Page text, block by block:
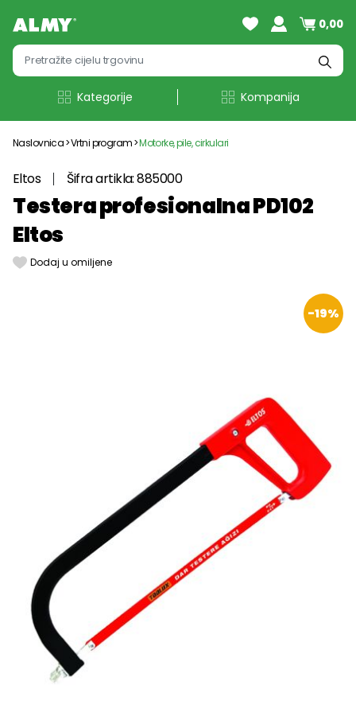
0,00
Kategorije Kompanija
Naslovnica Vrtni program Motorke, pile, cirkulari
Eltos Šifra artikla: 885000
Testera profesionalna PD102
Eltos
Dodaj u omiljene
-19%